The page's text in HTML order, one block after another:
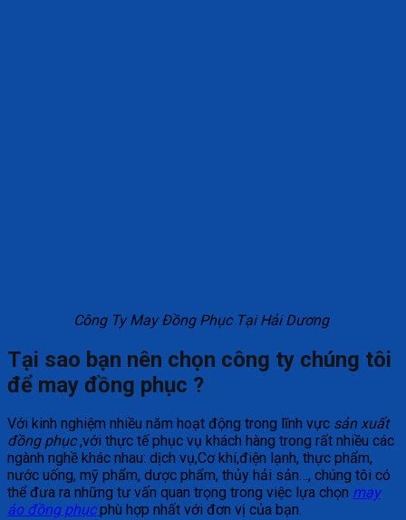
Công Ty May Đồng Phục Tại Hải Dương
Tại sao bạn nên chọn công ty chúng tôi
để may đồng phục ?
Với kinh nghiệm nhiều năm hoạt động trong lĩnh vực sản xuất
đồng phục,với thực tế phục vụ khách hàng trong rất nhiều các
ngành nghề khác nhau: dịch vụ,Cơ khí,điện lạnh, thực phẩm,
nước uống, mỹ phẩm, dược phẩm, thủy hải sản…, chúng tôi có
thể đưa ra những tư vấn quan trọng trong việc lựa chọn may
áo đồng phục phù hợp nhất với đơn vị của bạn.